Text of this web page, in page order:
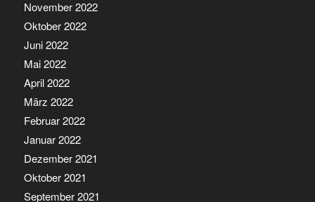
November 2022
Oktober 2022
Juni 2022
Mai 2022
April 2022
März 2022
Februar 2022
Januar 2022
Dezember 2021
Oktober 2021
September 2021